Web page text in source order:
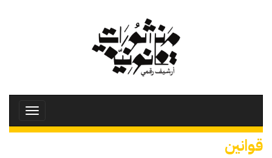
Toggle
قوانين